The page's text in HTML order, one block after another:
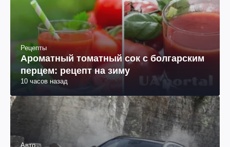
Рецепты
Ароматный томатный сок с болгарским
перцем: рецепт на зиму
10 часов назад
Авто